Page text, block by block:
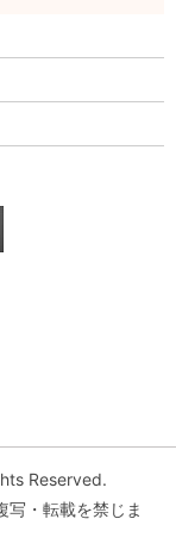
Reserved.
写・転載を禁じま